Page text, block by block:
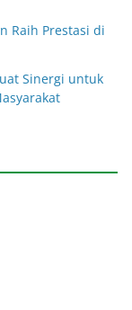
Raih Prestasi di
Sinergi untuk